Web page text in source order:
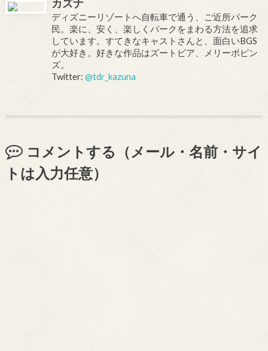
カズナ
ディズニーリゾートへ自転車で通う、ご近所パーク
民。楽に、安く、楽しくパークをまわる方法を追求
しています。すてきなキャストさんと、面白いBGS
が大好き。好きな作品はズートピア、メリーポピン
ズ。
Twitter:@tdr_kazuna
コメントする（メール・名前・サイ
トは入力任意）